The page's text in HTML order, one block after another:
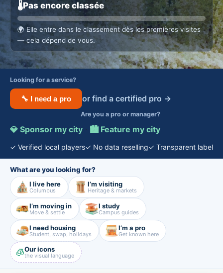
🌡️Pas encore classée
🌍 Elle entre dans le classement dès les premières visites
— cela dépend de vous.
Looking for a service?
🔧 I need a pro or find a certified pro →
Are you a pro or manager?
💎 Sponsor my city · 🏙️ Feature my city
✓ Verified local players✓ No data reselling✓ Transparent label
What are you looking for?
I live here
Columbus
I’m visiting
Heritage & markets
I’m moving in
Move & settle
I study
Campus guides
I need housing
Student, swap, holidays
I’m a pro
Get known here
🧊Our icons
the visual language